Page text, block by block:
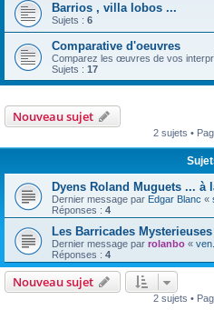
Barrios , villa lobos ...
Sujets : 6
Comparative d'oeuvres
Comparez les œuvres de vos
Sujets : 17
Nouveau sujet
2 sujets •
Dyens Roland Muguets ... à
Dernier message par Edgar Blanc «
Réponses : 4
Les Barricades Mysterieuses
Dernier message par rolanbo «
Réponses : 4
Nouveau sujet
2 sujets •